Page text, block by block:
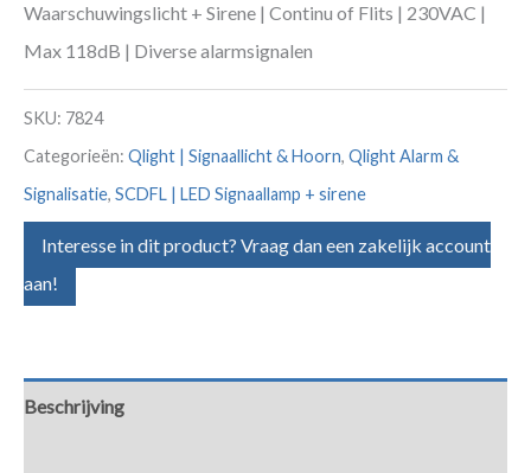
Waarschuwingslicht + Sirene | Continu of Flits | 230VAC |
Max 118dB | Diverse alarmsignalen
SKU: 7824
Categorieën: Qlight | Signaallicht & Hoorn, Qlight Alarm &
Signalisatie, SCDFL | LED Signaallamp + sirene
Interesse in dit product? Vraag dan een zakelijk account
aan!
Beschrijving